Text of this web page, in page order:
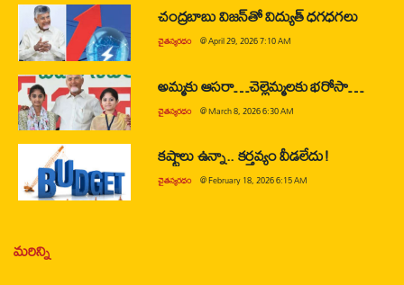
చంద్రబాబు విజన్‌తో విద్యుత్ ధగధగలు
చైతన్యరధం @April 29, 2026 7:10 AM
అమ్మకు ఆసరా…చెల్లెమ్మలకు భరోసా…
చైతన్యరధం @March 8, 2026 6:30 AM
కష్టాలు ఉన్నా.. కర్తవ్యం వీడలేదు!
చైతన్యరధం @February 18, 2026 6:15 AM
మరిన్ని